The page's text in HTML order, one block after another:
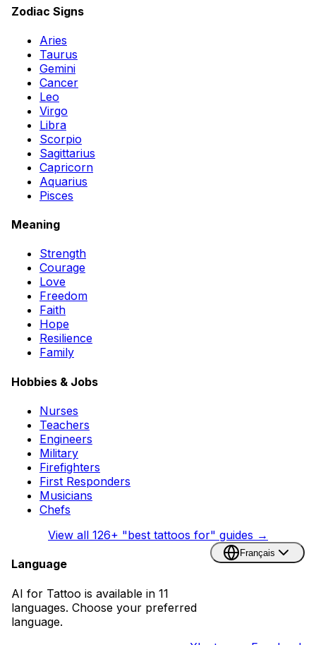
Zodiac Signs
Aries
Taurus
Gemini
Cancer
Leo
Virgo
Libra
Scorpio
Sagittarius
Capricorn
Aquarius
Pisces
Meaning
Strength
Courage
Love
Freedom
Faith
Hope
Resilience
Family
Hobbies & Jobs
Nurses
Teachers
Engineers
Military
Firefighters
First Responders
Musicians
Chefs
View all 126+ "best tattoos for" guides →
Language
AI for Tattoo is available in 11
languages. Choose your preferred
language.
Français